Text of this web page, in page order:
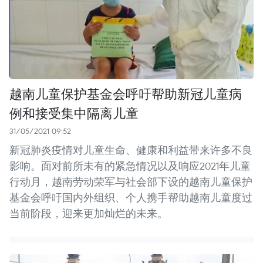
越南儿童保护基金会呼吁帮助新冠儿童病
例和接受集中隔离儿童
31/05/2021 09:52
新冠肺炎疫情对儿童生命、健康和利益带来许多不良
影响。面对前所未有的紧急情况以及响应2021年儿童
行动月，越南劳动荣军与社会部下设的越南儿童保护
基金会呼吁国内外组织、个人携手帮助越南儿童度过
当前阶段，迎来更加灿烂的未来。